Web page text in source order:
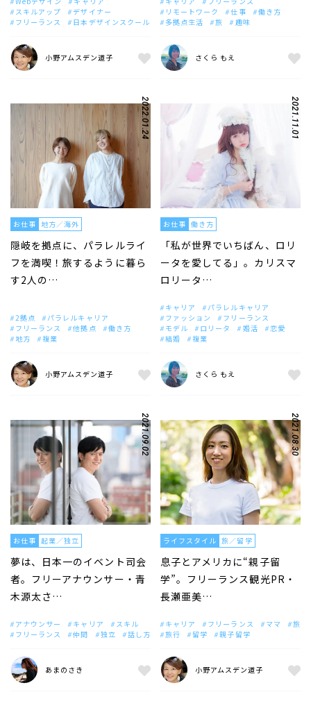
スキルアップ
デザイナー
フリーランス
日本デザインスクール
小野アムスデン道子
リモートワーク
仕事
働き方
多拠点生活
旅 趣味
さくら もえ
2022.01.24
お仕事 地方／海外
隠岐を拠点に、パラレルライ
フを満喫！旅するように暮ら
す2人の…
2拠点
パラレルキャリア
フリーランス
他拠点
働き方
地方
複業
小野アムスデン道子
2021.11.01
お仕事 働き方
「私が世界でいちばん、ロリ
ータを愛してる」。カリスマ
ロリータ…
キャリア
パラレルキャリア
ファッション
フリーランス
モデル
ロリータ 婚活
恋愛
結婚
複業
さくら もえ
2021.09.02
お仕事 起業／独立
夢は、日本一のイベント司会
者。フリーアナウンサー・青
木源太さ…
アナウンサー キャリア
スキル
フリーランス
仲間 独立 話し方
あまのさき
2021.08.30
ライフスタイル 旅／留学
息子とアメリカに“親子留
学”。フリーランス観光PR・
長瀬亜美…
キャリア フリーランス ママ
旅
旅行
留学 親子留学
小野アムスデン道子